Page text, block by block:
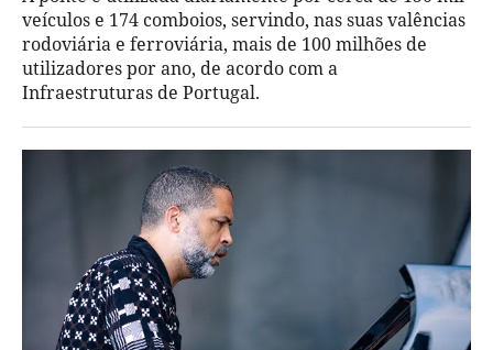
veículos e 174 comboios, servindo, nas suas valências
rodoviária e ferroviária, mais de 100 milhões de
utilizadores por ano, de acordo com a
Infraestruturas de Portugal.